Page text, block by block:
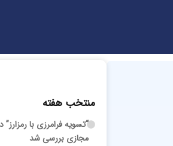
منتخب هفته
“تسویه فرامرزی با
مجازی بررسی شد